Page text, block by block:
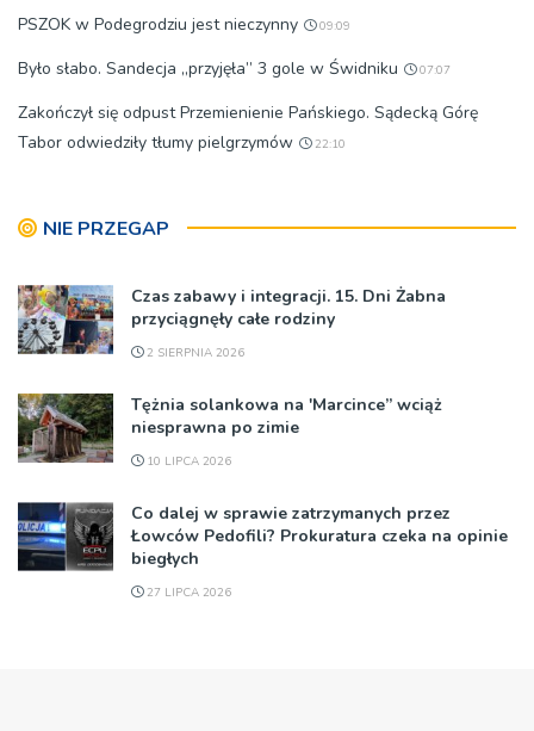
PSZOK w Podegrodziu jest nieczynny 09:09
Było słabo. Sandecja „przyjęła” 3 gole w Świdniku 07:07
Zakończył się odpust Przemienienie Pańskiego. Sądecką Górę
Tabor odwiedziły tłumy pielgrzymów
22:10
NIE PRZEGAP
Czas zabawy i integracji. 15. Dni Żabna
przyciągnęły całe rodziny
2 SIERPNIA 2026
Tężnia solankowa na 'Marcince” wciąż
niesprawna po zimie
10 LIPCA 2026
Co dalej w sprawie zatrzymanych przez
Łowców Pedofili? Prokuratura czeka na opinie
biegłych
27 LIPCA 2026